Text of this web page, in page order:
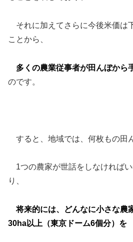
それに加えてさらに今後米価は
ことから、
多くの農業従事者が田んぼから
のです。
すると、地域では、何枚もの田
1つの農家が世話をしなければ
り、
将来的には、どんなに小さな農
30ha以上（東京ドーム6個分）を